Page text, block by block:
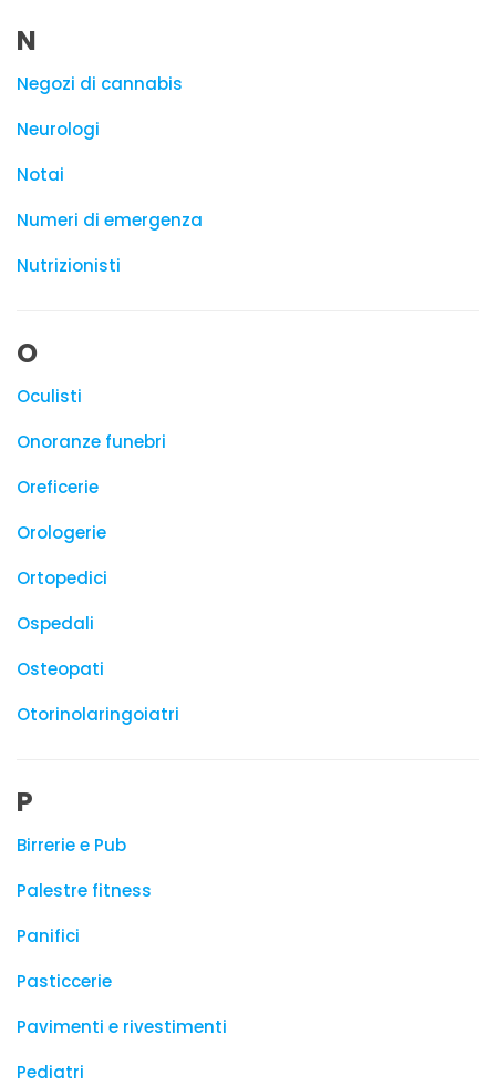
N
Negozi di cannabis
Neurologi
Notai
Numeri di emergenza
Nutrizionisti
O
Oculisti
Onoranze funebri
Oreficerie
Orologerie
Ortopedici
Ospedali
Osteopati
Otorinolaringoiatri
P
Birrerie e Pub
Palestre fitness
Panifici
Pasticcerie
Pavimenti e rivestimenti
Pediatri